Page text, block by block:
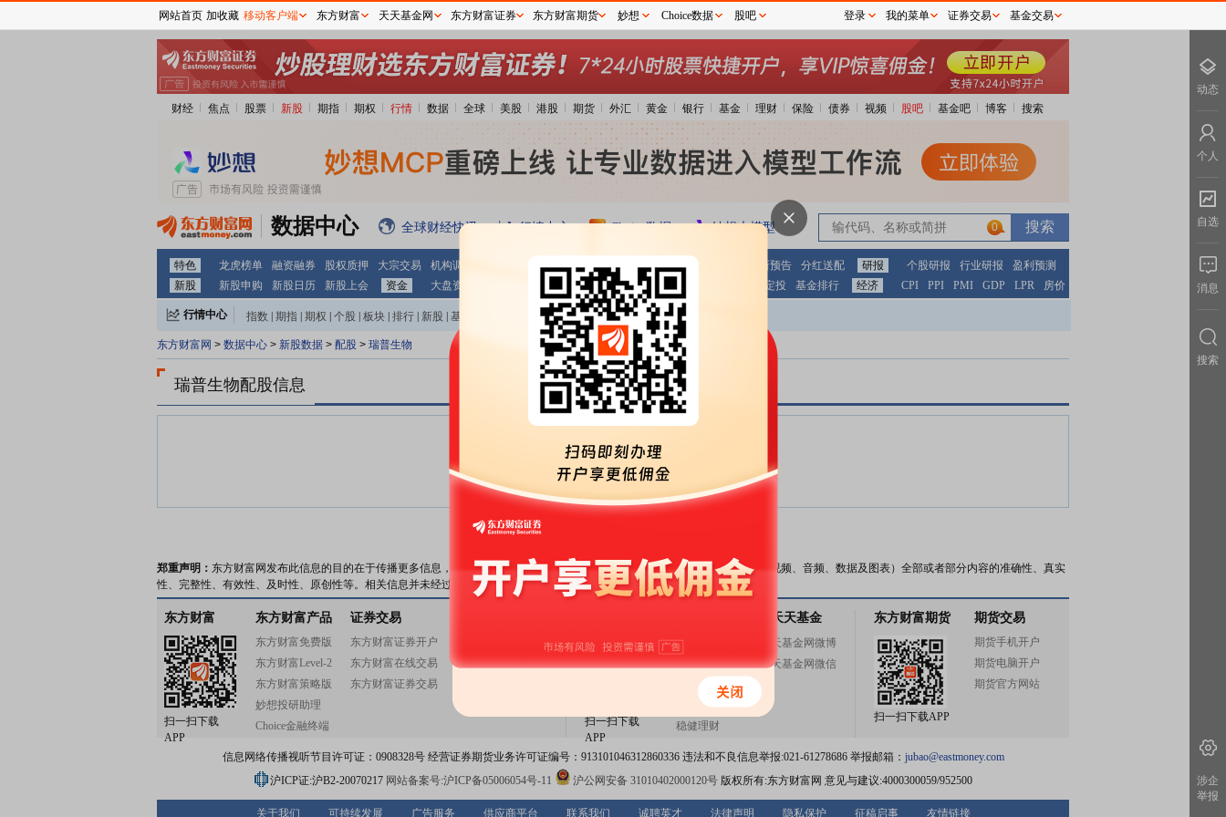
财经 焦点 股票 新股 期指 期权 行情 数据 全球 美股 港股 期货 外汇 黄金 银行 基金 理财 保险 债券 视频 股吧 基金吧 博客 搜索
数据中心 全球财经快讯 行情中心 Choice数据 妙想大模型 0
特色 龙虎榜单 融资融券 股权质押 大宗交易 机构调研 公告大全 条件选股 财报 业绩报表 最新预告 分红送配 研报 个股研报 行业研报
盈利预测
新股
新股申购 新股日历 新股上会 资金 大盘资金 板块资金 沪 港 通 基金 基金定投 基金排行 经济 CPI PPI PMI GDP LPR 房价
行情中心 指数 期指 期权 个股 板块 排行 新股 基金 期货 | 外汇 | 黄金 | 自选股 自选基金
东方财富网 > 数据中心 > 新股数据 > 配股 > 瑞普生物
瑞普生物配股信息
暂无数据
郑重声明： 东方财富网发布此信息的目的在于传播更多信息，与本站立场无关。东方财富网不保证该信息（包括但不限于文字、视频、音频、数据及图表）全部或者部分内容的准确性、真实
性、完整性、有效性、及时性、原创性等。相关信息并未经过本网站证实，不对您构成任何投资建议，据此操作，风险自担。
东方财富
扫一扫下载
APP
东方财富产品
东方财富免费版
东方财富Level-2
东方财富策略版
妙想投研助理
Choice金融终端
证券交易
东方财富证券开户
东方财富在线交易
东方财富证券交易
东方财富网微博
东方财富网微信
扫一扫下载
APP
基金开户
基金交易
活期宝
基金产品
稳健理财
关注天天基金
天天基金网微博
天天基金网微信
东方财富期货
扫一扫下载APP
期货交易
期货手机开户
期货电脑开户
期货官方网站
信息网络传播视听节目许可证：0908328号 经营证券期货业务许可证编号：913101046312860336 违法和不良信息举报:021-61278686 举报邮箱： jubao@eastmoney.com
沪ICP证:沪B2-20070217 网站备案号:沪ICP备05006054号-11 沪公网安备 31010402000120号版权所有:东方财富网 意见与建议:4000300059/952500
关于我们 可持续发展 广告服务 供应商平台 联系我们 诚聘英才 法律声明 隐私保护 征稿启事 友情链接
网站首页 加收藏 移动客户端 东方财富 天天基金网 东方财富证券 东方财富期货 妙想 Choice数据 股吧 登录 我的菜单 证券交易 基金交易
动态
个人
自选
消息
搜索
涉企
举报